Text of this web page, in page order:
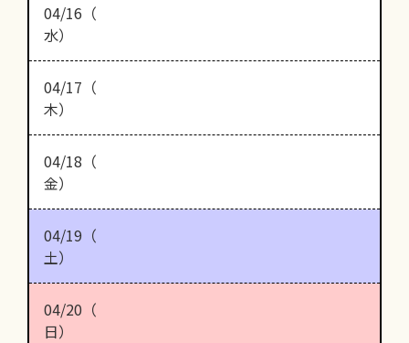
04/16（
水）
04/17（
木）
04/18（
金）
04/19（
土）
04/20（
日）